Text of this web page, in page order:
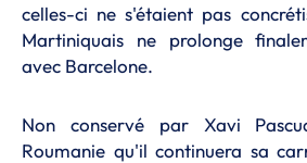
celles-ci ne s'étaient pas
Martiniquais ne prolonge
avec Barcelone.
Non conservé par Xavi
Roumanie qu'il continuera sa